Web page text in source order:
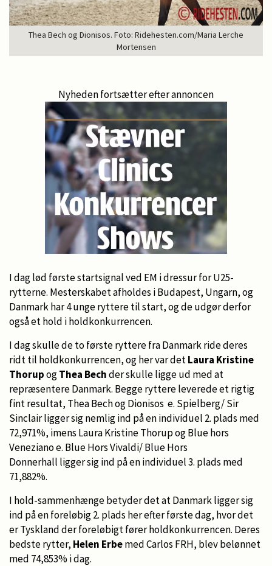
Thea Bech og Dionisos. Foto: Ridehesten.com/Maria Lerche
Mortensen
Nyheden fortsætter efter annoncen
I dag lød første startsignal ved EM i dressur for U25-
rytterne. Mesterskabet afholdes i Budapest, Ungarn, og
Danmark har 4 unge ryttere til start, og de udgør derfor
også et hold i holdkonkurrencen.
I dag skulle de to første ryttere fra Danmark ride deres
ridt til holdkonkurrencen, og her var detLaura Kristine
ThorupogThea Bechder skulle ligge ud med at
repræsentere Danmark. Begge ryttere leverede et rigtig
fint resultat, Thea Bech og Dionisos e. Spielberg/ Sir
Sinclair ligger sig nemlig ind på en individuel 2. plads med
72,971%, imens Laura Kristine Thorup og Blue hors
Veneziano e. Blue Hors Vivaldi/ Blue Hors
Donnerhall ligger sig ind på en individuel 3. plads med
71,882%.
I hold-sammenhænge betyder det at Danmark ligger sig
ind på en foreløbig 2. plads her efter første dag, hvor det
er Tyskland der foreløbigt fører holdkonkurrencen. Deres
bedste rytter, Helen Erbemed Carlos FRH, blev belønnet
med 74,853% i dag.